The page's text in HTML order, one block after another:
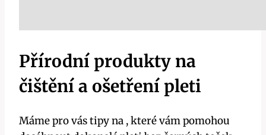
Přírodní produkty na
čištění a ošetření pleti
Máme pro vás tipy na , které vám pomohou